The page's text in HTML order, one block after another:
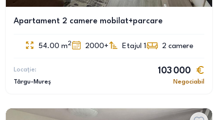
Apartament 2 camere mobilat+parcare
54.00 m2 2000+ Etajul 1 2 camere
Locație:
Târgu-Mureș
103 000
Negociabil